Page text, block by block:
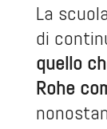
La
di
quello
Rohe